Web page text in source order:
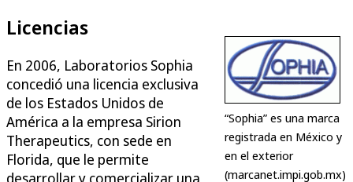
“Sophia” es una marca
registrada en México y
en el exterior
(marcanet.impi.gob.mx)
Licencias
En 2006, Laboratorios Sophia
concedió una licencia exclusiva
de los Estados Unidos de
América a la empresa Sirion
Therapeutics, con sede en
Florida, que le permite
desarrollar y comercializar una